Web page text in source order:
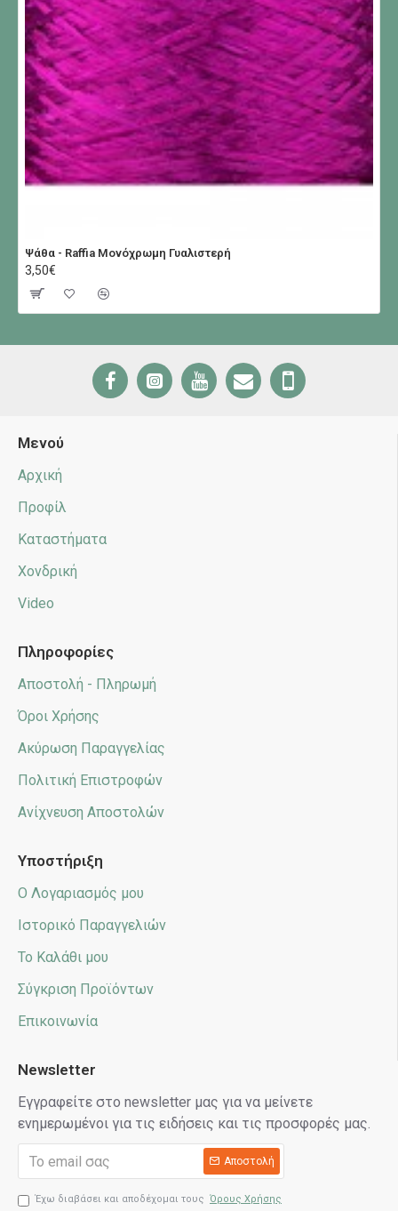
Ψάθα - Raffia Μονόχρωμη Γυαλιστερή
3,50€
Μενού
Αρχική
Προφίλ
Καταστήματα
Χονδρική
Video
Πληροφορίες
Αποστολή - Πληρωμή
Όροι Χρήσης
Ακύρωση Παραγγελίας
Πολιτική Επιστροφών
Ανίχνευση Αποστολών
Υποστήριξη
Ο Λογαριασμός μου
Ιστορικό Παραγγελιών
Το Καλάθι μου
Σύγκριση Προϊόντων
Επικοινωνία
Newsletter
Εγγραφείτε στο newsletter μας για να μείνετε
ενημερωμένοι για τις ειδήσεις και τις προσφορές μας.
Αποστολή
Έχω διαβάσει και αποδέχομαι τους Όρους Χρήσης